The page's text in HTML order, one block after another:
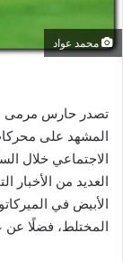
ر
ي
ا
محمد عواد
تصدر حارس مرمى
المشهد على
الاجتماعي خلال
العديد من
المختلط، فضلًا عن